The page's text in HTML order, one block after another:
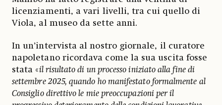
licenziamenti, a vari livelli, tra cui quello di
Viola, al museo da sette anni.
In un’intervista al nostro giornale, il curatore
napoletano ricordava come la sua uscita fosse
stata «il risultato di un processo iniziato alla fine di
settembre 2025, quando ho manifestato formalmente al
Consiglio direttivo le mie preoccupazioni per il